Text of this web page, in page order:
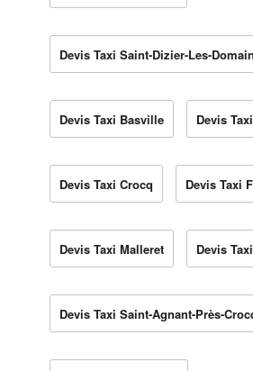
Devis Taxi Saint-Dizier-Les-
Devis Taxi Basville Devis
Devis Taxi Crocq Devis Taxi
Devis Taxi Malleret Devis
Devis Taxi Saint-Agnant-Près-